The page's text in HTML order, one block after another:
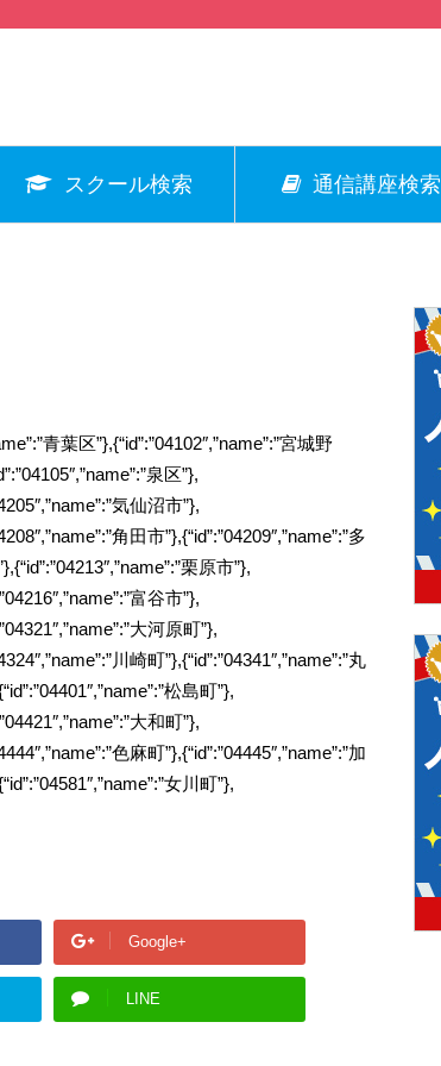
スクール検索 通信講座検索
青葉区”},{“id”:”04102″,”name”:”宮城野
泉区”},
気仙沼市”},
角田市”},{“id”:”04209″,”name”:”多
栗原市”},
富谷市”},
大河原町”},
川崎町”},{“id”:”04341″,”name”:”丸
松島町”},
大和町”},
色麻町”},{“id”:”04445″,”name”:”加
女川町”},
Google+
LINE